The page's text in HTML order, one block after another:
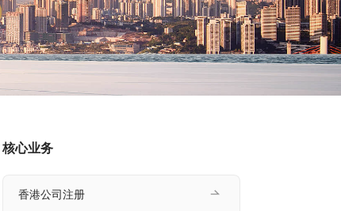
核心业务
香港公司注册